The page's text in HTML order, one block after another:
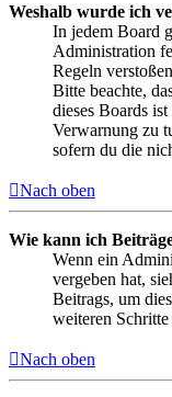
Weshalb wurde ich
In jedem Board
Administration
Regeln
Bitte beachte,
dieses Boards
Verwarnung zu
sofern du die
Nach oben
Wie kann ich
Wenn ein
vergeben hat,
Beitrags, um
weiteren
Nach oben